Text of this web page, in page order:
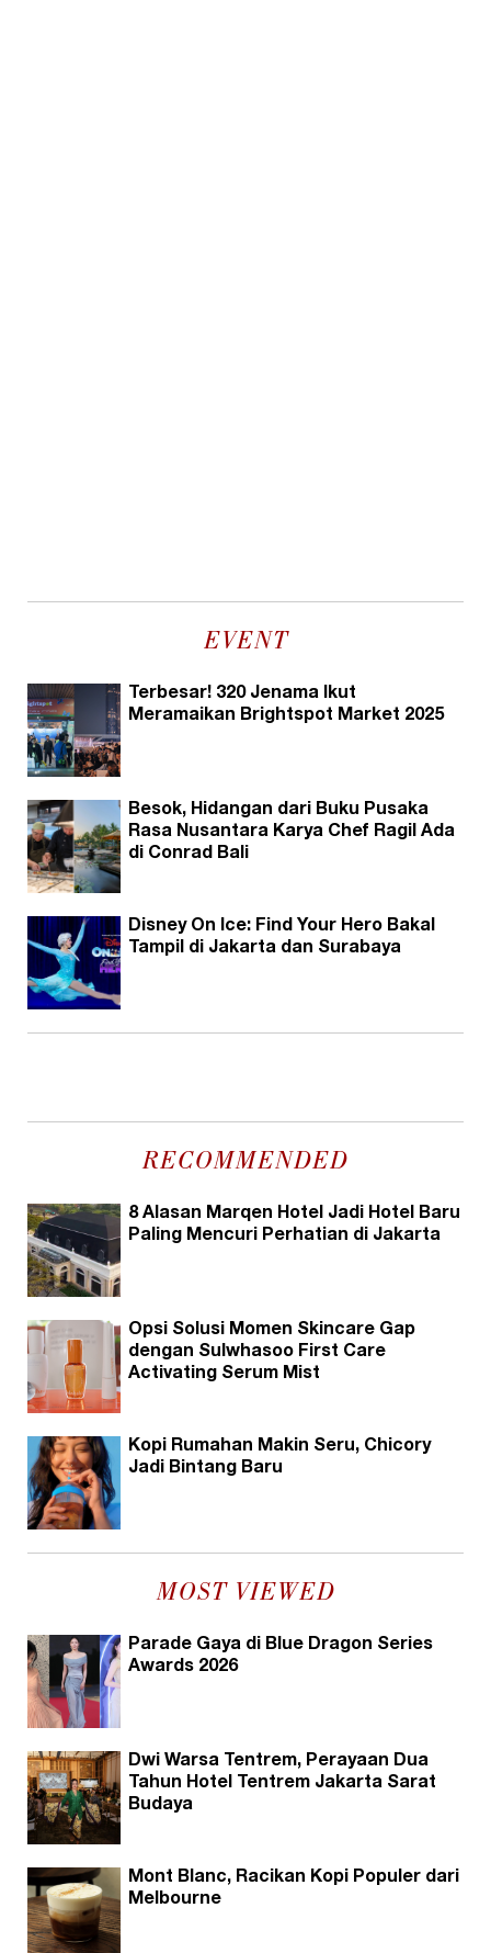
EVENT
Terbesar! 320 Jenama Ikut
Meramaikan Brightspot Market 2025
Besok, Hidangan dari Buku Pusaka
Rasa Nusantara Karya Chef Ragil Ada
di Conrad Bali
Disney On Ice: Find Your Hero Bakal
Tampil di Jakarta dan Surabaya
RECOMMENDED
8 Alasan Marqen Hotel Jadi Hotel Baru
Paling Mencuri Perhatian di Jakarta
Opsi Solusi Momen Skincare Gap
dengan Sulwhasoo First Care
Activating Serum Mist
Kopi Rumahan Makin Seru, Chicory
Jadi Bintang Baru
MOST VIEWED
Parade Gaya di Blue Dragon Series
Awards 2026
Dwi Warsa Tentrem, Perayaan Dua
Tahun Hotel Tentrem Jakarta Sarat
Budaya
Mont Blanc, Racikan Kopi Populer dari
Melbourne